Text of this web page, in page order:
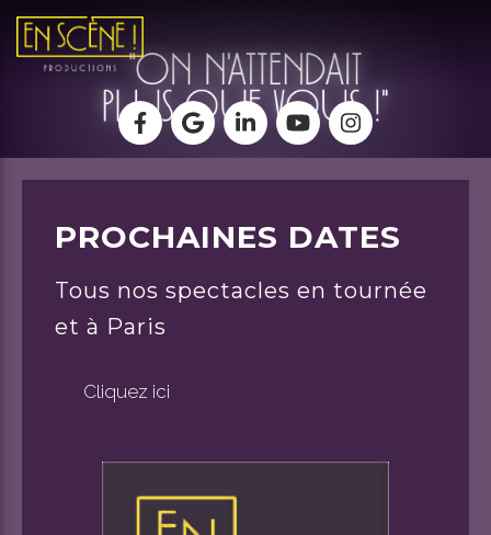
PROCHAINES DATES
Tous nos spectacles en tournée
et à Paris
Cliquez ici